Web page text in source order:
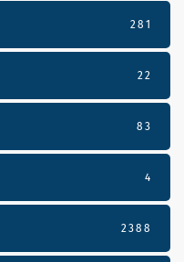
281
22
83
4
2388